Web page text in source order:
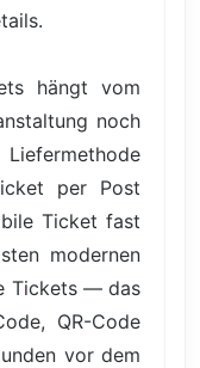
hängt vom
noch
per Post
Ticket fast
modernen
Tickets — das
QR-Code
vor dem